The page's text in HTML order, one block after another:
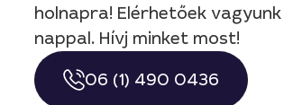
holnapra! Elérhetőek vagyunk
nappal. Hívj minket most!
06 (1) 490 0436